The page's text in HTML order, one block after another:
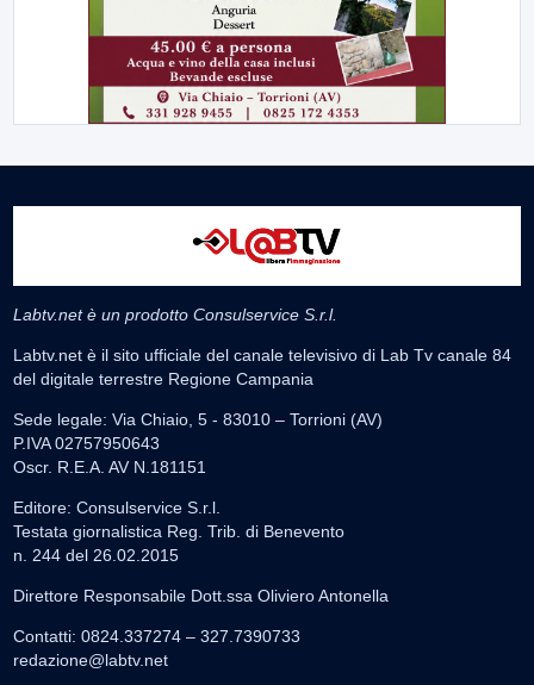
Labtv.net è un prodotto Consulservice S.r.l.
Labtv.net è il sito ufficiale del canale televisivo di Lab Tv canale 84
del digitale terrestre Regione Campania
Sede legale: Via Chiaio, 5 - 83010 – Torrioni (AV)
P.IVA 02757950643
Oscr. R.E.A. AV N.181151
Editore: Consulservice S.r.l.
Testata giornalistica Reg. Trib. di Benevento
n. 244 del 26.02.2015
Direttore Responsabile Dott.ssa Oliviero Antonella
Contatti: 0824.337274 – 327.7390733
redazione@labtv.net